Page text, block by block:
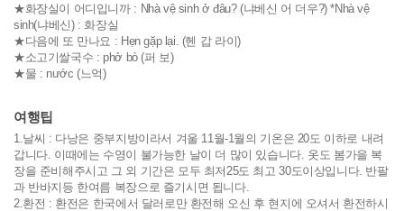
★화장실이 어디입니까 : Nhà vệ sinh ở đâu? (냐베신 어 더우?) *Nhà vệ
sinh(냐베신) : 화장실
★다음에 또 만나요 : Hẹn gặp lại. (헨 갑 라이)
★소고기쌀국수 : phở bò (퍼 보)
★물 : nước (느억)
여행팁
1.날씨 : 다낭은 중부지방이라서 겨울 11월-1월의 기온은 20도 이하로 내려
갑니다. 이때에는 수영이 불가능한 날이 더 많이 있습니다. 옷도 봄가을 복
장을 준비해주시고 그 외 기간은 모두 최저25도 최고 30도이상입니다. 반팔
과 반바지등 한여름 복장으로 즐기시면 됩니다.
2.환전 : 환전은 한국에서 달러로만 환전해 오신 후 현지에 오셔서 환전하시